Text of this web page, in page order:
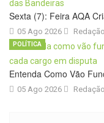
Sexta (7): Feira AQA
05 Ago 2026 Redação
Entenda Como Vão
05 Ago 2026
POLÍTICA
Redação